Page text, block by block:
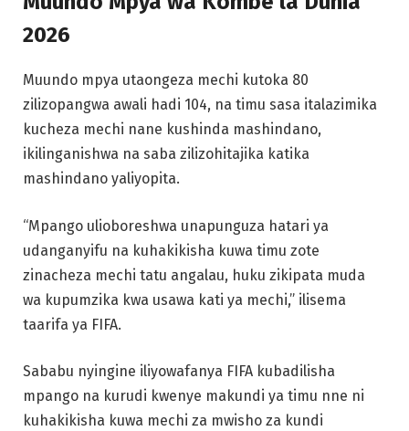
2026
Muundo mpya utaongeza mechi kutoka 80
zilizopangwa awali hadi 104, na timu sasa italazimika
kucheza mechi nane kushinda mashindano,
ikilinganishwa na saba zilizohitajika katika
mashindano yaliyopita.
“Mpango ulioboreshwa unapunguza hatari ya
udanganyifu na kuhakikisha kuwa timu zote
zinacheza mechi tatu angalau, huku zikipata muda
wa kupumzika kwa usawa kati ya mechi,” ilisema
taarifa ya FIFA.
Sababu nyingine iliyowafanya FIFA kubadilisha
mpango na kurudi kwenye makundi ya timu nne ni
kuhakikisha kuwa mechi za mwisho za kundi